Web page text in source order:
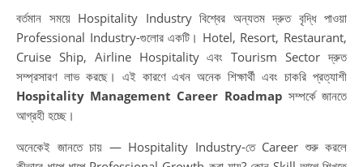
বর্তমান সময়ে Hospitality Industry বিশ্বের অন্যতম দ্রুত বৃদ্ধি পাওয়া
Professional Industry-গুলোর একটি। Hotel, Resort, Restaurant,
Cruise Ship, Airline Hospitality এবং Tourism Sector দ্রুত
সম্প্রসারণ লাভ করছে। এই কারণে এখন অনেক শিক্ষার্থী এবং চাকরি প্রত্যাশী
Hospitality Management Career Roadmap সম্পর্কে জানতে
আগ্রহী হচ্ছে।
অনেকেই জানতে চায় — Hospitality Industry-তে Career শুরু করলে